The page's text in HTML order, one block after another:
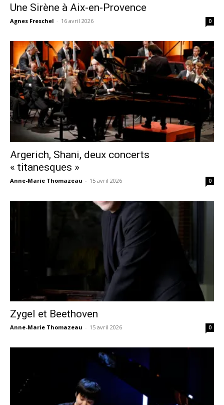
Une Sirène à Aix-en-Provence
Agnes Freschel - 16 avril 2026 0
Argerich, Shani, deux concerts
« titanesques »
Anne-Marie Thomazeau - 15 avril 2026 0
Zygel et Beethoven
Anne-Marie Thomazeau - 15 avril 2026 0